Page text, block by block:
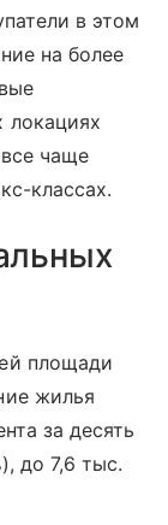
в этом
на более
локациях
чаще
классах.
площади
жилья
за десять
до 7,6 тыс.